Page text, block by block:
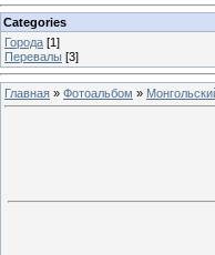
Categories
Города [1]
Перевалы [3]
Главная » Фотоальбом »